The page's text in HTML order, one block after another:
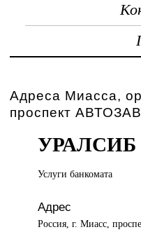
Адреса Миасса,
проспект
УРАЛСИБ
Услуги банкомата
Адрес
Россия, г. Миасс,